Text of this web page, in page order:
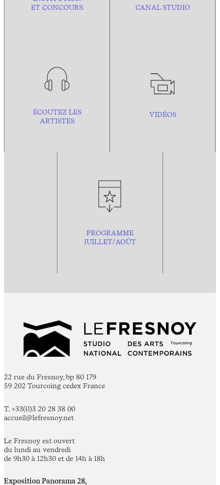
ET CONCOURS
CANAL STUDIO
ÉCOUTEZ LES
ARTISTES
VIDÉOS
PROGRAMME
JUILLET/AOÛT
22 rue du Fresnoy, bp 80 179
59 202 Tourcoing cedex France
T. +33(0)3 20 28 38 00
accueil@lefresnoy.net
Le Fresnoy est ouvert
du lundi au vendredi
de 9h30 à 12h30 et de 14h à 18h
Exposition Panorama 28,